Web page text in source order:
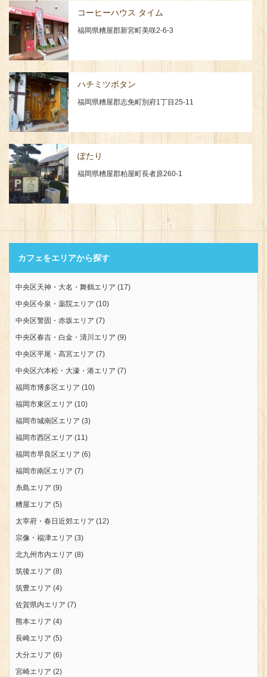
コーヒーハウス タイム
福岡県糟屋郡新宮町美咲2-6-3
ハチミツボタン
福岡県糟屋郡志免町別府1丁目25-11
ぽたり
福岡県糟屋郡粕屋町長者原260-1
カフェをエリアから探す
中央区天神・大名・舞鶴エリア (17)
中央区今泉・薬院エリア (10)
中央区警固・赤坂エリア (7)
中央区春吉・白金・清川エリア (9)
中央区平尾・高宮エリア (7)
中央区六本松・大濠・港エリア (7)
福岡市博多区エリア (10)
福岡市東区エリア (10)
福岡市城南区エリア (3)
福岡市西区エリア (11)
福岡市早良区エリア (6)
福岡市南区エリア (7)
糸島エリア (9)
糟屋エリア (5)
太宰府・春日近郊エリア (12)
宗像・福津エリア (3)
北九州市内エリア (8)
筑後エリア (8)
筑豊エリア (4)
佐賀県内エリア (7)
熊本エリア (4)
長崎エリア (5)
大分エリア (6)
宮崎エリア (2)